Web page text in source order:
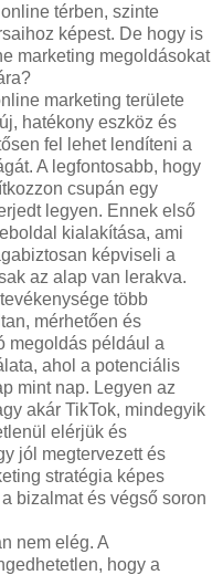
térben, szinte
képest. De hogy is
marketing megoldásokat
marketing területe
hatékony eszköz és
fel lehet lendíteni a
A legfontosabb, hogy
csupán egy
legyen. Ennek első
kialakítása, ami
képviseli a
az alap van lerakva.
több
mérhetően és
megoldás például a
ahol a potenciális
mint nap. Legyen az
akár TikTok, mindegyik
elérjük és
jól megtervezett és
stratégia képes
bizalmat és végső soron
nem elég. A
hogy a